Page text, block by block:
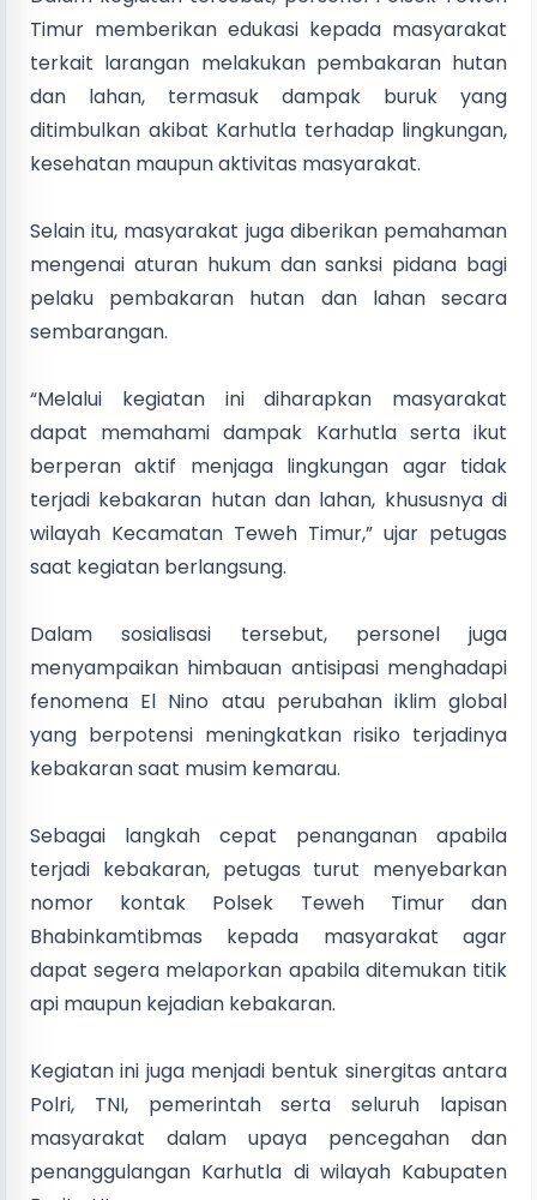
Timur memberikan edukasi kepada masyarakat
terkait larangan melakukan pembakaran hutan
dan lahan, termasuk dampak buruk yang
ditimbulkan akibat Karhutla terhadap lingkungan,
kesehatan maupun aktivitas masyarakat.
Selain itu, masyarakat juga diberikan pemahaman
mengenai aturan hukum dan sanksi pidana bagi
pelaku pembakaran hutan dan lahan secara
sembarangan.
“Melalui kegiatan ini diharapkan masyarakat
dapat memahami dampak Karhutla serta ikut
berperan aktif menjaga lingkungan agar tidak
terjadi kebakaran hutan dan lahan, khususnya di
wilayah Kecamatan Teweh Timur,” ujar petugas
saat kegiatan berlangsung.
Dalam sosialisasi tersebut, personel juga
menyampaikan himbauan antisipasi menghadapi
fenomena El Nino atau perubahan iklim global
yang berpotensi meningkatkan risiko terjadinya
kebakaran saat musim kemarau.
Sebagai langkah cepat penanganan apabila
terjadi kebakaran, petugas turut menyebarkan
nomor kontak Polsek Teweh Timur dan
Bhabinkamtibmas kepada masyarakat agar
dapat segera melaporkan apabila ditemukan titik
api maupun kejadian kebakaran.
Kegiatan ini juga menjadi bentuk sinergitas antara
Polri, TNI, pemerintah serta seluruh lapisan
masyarakat dalam upaya pencegahan dan
penanggulangan Karhutla di wilayah Kabupaten